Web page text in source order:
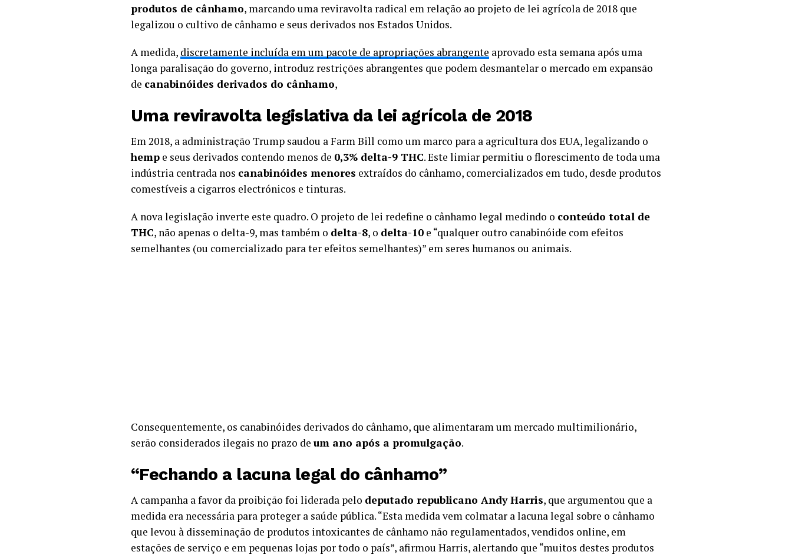
produtos de cânhamo, marcando uma reviravolta radical em relação ao projeto de lei agrícola de 2018 que
legalizou o cultivo de cânhamo e seus derivados nos Estados Unidos.
A medida, discretamente incluída em um pacote de apropriações abrangente aprovado esta semana após uma
longa paralisação do governo, introduz restrições abrangentes que podem desmantelar o mercado em expansão
de canabinóides derivados do cânhamo,
Uma reviravolta legislativa da lei agrícola de 2018
Em 2018, a administração Trump saudou a Farm Bill como um marco para a agricultura dos EUA, legalizando o
hemp e seus derivados contendo menos de 0,3% delta-9 THC. Este limiar permitiu o florescimento de toda uma
indústria centrada nos canabinóides menores extraídos do cânhamo, comercializados em tudo, desde produtos
comestíveis a cigarros electrónicos e tinturas.
A nova legislação inverte este quadro. O projeto de lei redefine o cânhamo legal medindo o conteúdo total de
THC, não apenas o delta-9, mas também o delta-8, o delta-10 e “qualquer outro canabinóide com efeitos
semelhantes (ou comercializado para ter efeitos semelhantes)” em seres humanos ou animais.
Consequentemente, os canabinóides derivados do cânhamo, que alimentaram um mercado multimilionário,
serão considerados ilegais no prazo de um ano após a promulgação.
“Fechando a lacuna legal do cânhamo”
A campanha a favor da proibição foi liderada pelo deputado republicano Andy Harris, que argumentou que a
medida era necessária para proteger a saúde pública. “Esta medida vem colmatar a lacuna legal sobre o cânhamo
que levou à disseminação de produtos intoxicantes de cânhamo não regulamentados, vendidos online, em
estações de serviço e em pequenas lojas por todo o país”, afirmou Harris, alertando que “muitos destes produtos